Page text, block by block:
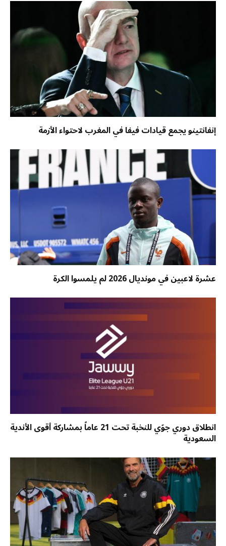
إنفانتينو يجمع قيادات فيفا في المغرب لاحتواء الأزمة
عشرة لاعبين في مونديال 2026 لم يلمسوا الكرة
انطلاق دوري جوّي للنخبة تحت 21 عاماً بمشاركة أقوى الأندية
السعودية